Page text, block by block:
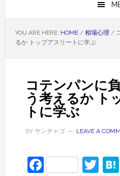
YOU ARE HERE: HOME / 相場心理 /
るか トップアスリートに学ぶ
コテンパンに
う考えるか ト
トに学ぶ
BY サンチャゴ LEAVE A
Facebook